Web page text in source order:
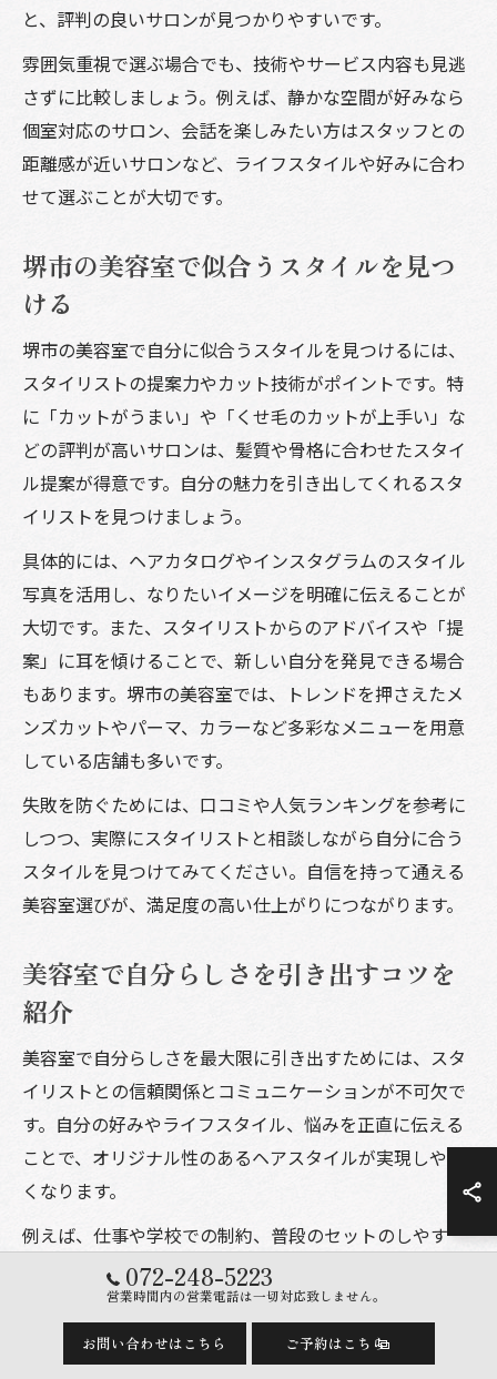
と、評判の良いサロンが見つかりやすいです。
雰囲気重視で選ぶ場合でも、技術やサービス内容も見逃
さずに比較しましょう。例えば、静かな空間が好みなら
個室対応のサロン、会話を楽しみたい方はスタッフとの
距離感が近いサロンなど、ライフスタイルや好みに合わ
せて選ぶことが大切です。
堺市の美容室で似合うスタイルを見つ
ける
堺市の美容室で自分に似合うスタイルを見つけるには、
スタイリストの提案力やカット技術がポイントです。特
に「カットがうまい」や「くせ毛のカットが上手い」な
どの評判が高いサロンは、髪質や骨格に合わせたスタイ
ル提案が得意です。自分の魅力を引き出してくれるスタ
イリストを見つけましょう。
具体的には、ヘアカタログやインスタグラムのスタイル
写真を活用し、なりたいイメージを明確に伝えることが
大切です。また、スタイリストからのアドバイスや「提
案」に耳を傾けることで、新しい自分を発見できる場合
もあります。堺市の美容室では、トレンドを押さえたメ
ンズカットやパーマ、カラーなど多彩なメニューを用意
している店舗も多いです。
失敗を防ぐためには、口コミや人気ランキングを参考に
しつつ、実際にスタイリストと相談しながら自分に合う
スタイルを見つけてみてください。自信を持って通える
美容室選びが、満足度の高い仕上がりにつながります。
美容室で自分らしさを引き出すコツを
紹介
美容室で自分らしさを最大限に引き出すためには、スタ
イリストとの信頼関係とコミュニケーションが不可欠で
す。自分の好みやライフスタイル、悩みを正直に伝える
ことで、オリジナル性のあるヘアスタイルが実現しやす
くなります。
例えば、仕事や学校での制約、普段のセットのしやす
さ、好きなファッションテイストなどを共有すること
で、より自分らしい提案が受けられます。「あなた」自
身の個性を活かしたカットやカラーを提案してもらえる
サロンを選ぶと、毎日のヘアセットが楽しくなるはずで
072-248-5223
営業時間内の営業電話は一切対応致しません。
お問い合わせはこちら ご予約はこちら